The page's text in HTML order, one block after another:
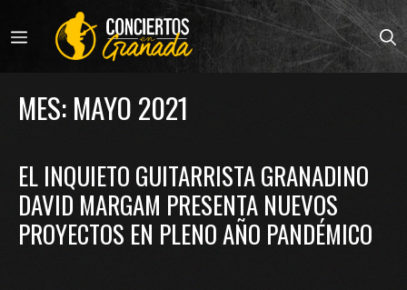
al
contenido
MENÚ
MES:MAYO 2021
EL INQUIETO GUITARRISTA GRANADINO
DAVID MARGAM PRESENTA NUEVOS
PROYECTOS EN PLENO AÑO PANDÉMICO